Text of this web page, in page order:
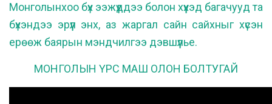
Монголынхоо бүх ээжүүддээ болон хүүхэд багачууд та
бүхэндээ эрүүл энх, аз жаргал сайн сайхныг хүсэн
ерөөж баярын мэндчилгээ дэвшүүлье.
МОНГОЛЫН ҮРС МАШ ОЛОН БОЛТУГАЙ